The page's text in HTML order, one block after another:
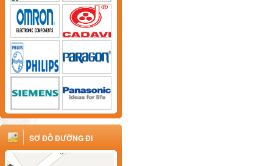
SƠ ĐỒ ĐƯỜNG ĐI